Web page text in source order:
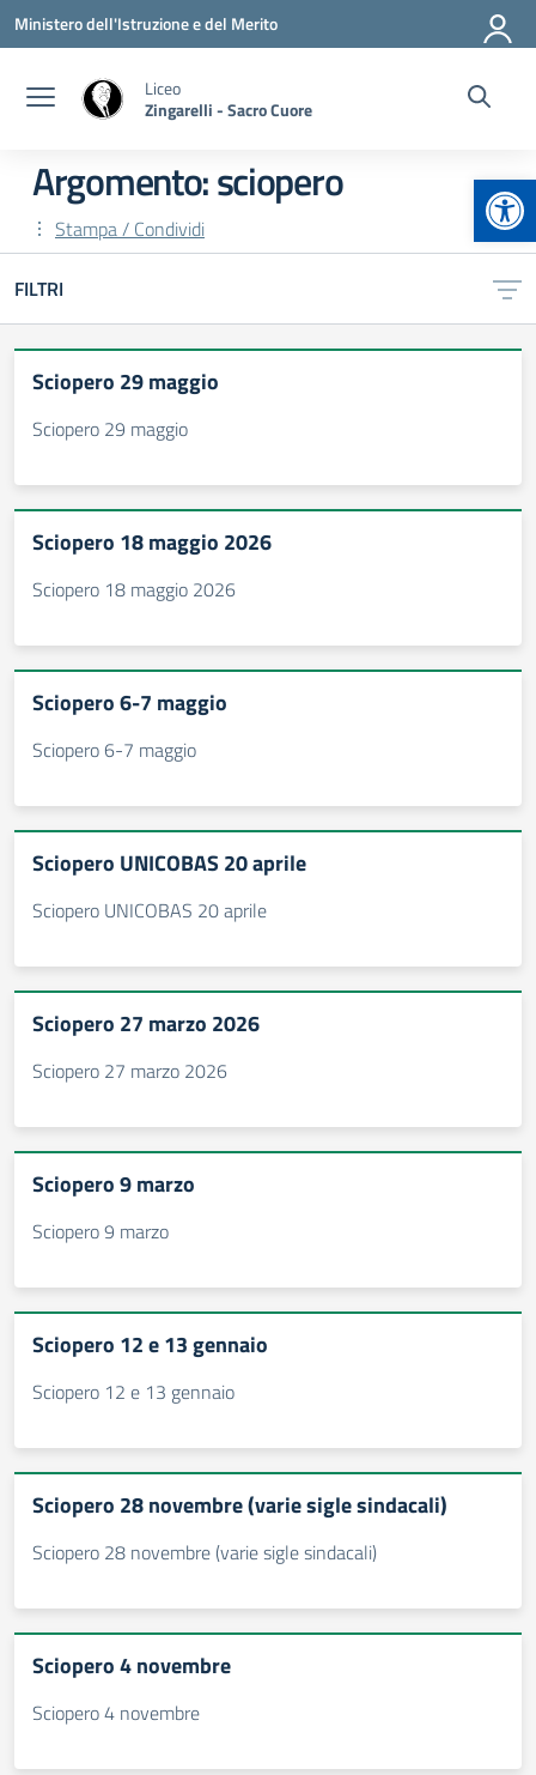
Vai ai contenuti
Vai al menu di navigazione
Vai al footer
Ministero dell'Istruzione e del Merito
Liceo
Zingarelli - Sacro Cuore
Argomento: sciopero
Stampa / Condividi
FILTRI
Sciopero 29 maggio
Sciopero 29 maggio
Sciopero 18 maggio 2026
Sciopero 18 maggio 2026
Sciopero 6-7 maggio
Sciopero 6-7 maggio
Sciopero UNICOBAS 20 aprile
Sciopero UNICOBAS 20 aprile
Sciopero 27 marzo 2026
Sciopero 27 marzo 2026
Sciopero 9 marzo
Sciopero 9 marzo
Sciopero 12 e 13 gennaio
Sciopero 12 e 13 gennaio
Sciopero 28 novembre (varie sigle sindacali)
Sciopero 28 novembre (varie sigle sindacali)
Sciopero 4 novembre
Sciopero 4 novembre